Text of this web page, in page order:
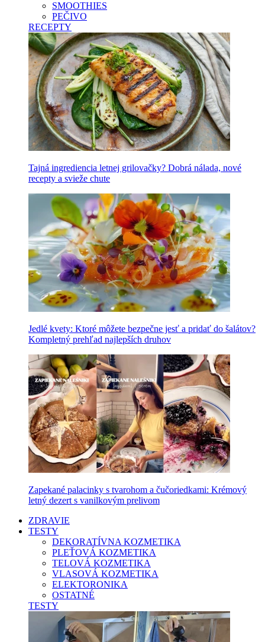
SMOOTHIES
PEČIVO
RECEPTY
Tajná ingrediencia letnej grilovačky? Dobrá nálada, nové
recepty a svieže chute
Jedlé kvety: Ktoré môžete bezpečne jesť a pridať do šalátov?
Kompletný prehľad najlepších druhov
Zapekané palacinky s tvarohom a čučoriedkami: Krémový
letný dezert s vanilkovým prelivom
ZDRAVIE
TESTY
DEKORATÍVNA KOZMETIKA
PLEŤOVÁ KOZMETIKA
TELOVÁ KOZMETIKA
VLASOVÁ KOZMETIKA
ELEKTORONIKA
OSTATNÉ
TESTY